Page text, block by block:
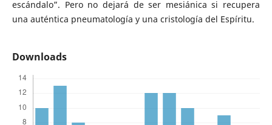
escándalo”. Pero no dejará de ser mesiánica si recupera
una auténtica pneumatología y una cristología del Espíritu.
Downloads